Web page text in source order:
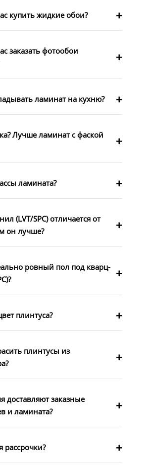
купить жидкие обои?
заказать фотообои
ламинат на кухню?
Лучше ламинат с фаской
ламината?
(LVT/SPC) отличается от
он лучше?
ровный пол под кварц-
плинтуса?
плинтусы из
доставляют заказные
и ламината?
рассрочки?